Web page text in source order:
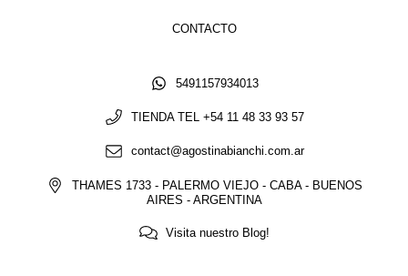
CONTACTO
5491157934013
TIENDA TEL +54 11 48 33 93 57
contact@agostinabianchi.com.ar
THAMES 1733 - PALERMO VIEJO - CABA - BUENOS
AIRES - ARGENTINA
Visita nuestro Blog!